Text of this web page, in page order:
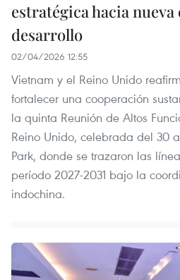
estratégica hacia nueva
desarrollo
02/04/2026 12:55
Vietnam y el Reino Unido
fortalecer una cooperación
la quinta Reunión de Altos
Reino Unido, celebrada del 30
Park, donde se trazaron las
período 2027-2031 bajo la
indochina.